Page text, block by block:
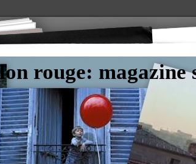
rouge: magazine